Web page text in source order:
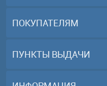
ПОКУПАТЕЛЯМ
ПУНКТЫ ВЫДАЧИ